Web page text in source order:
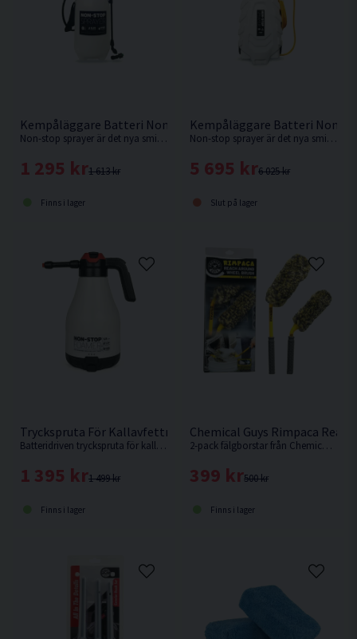
Kempåläggare Batteri Non-Stop Sprayer 8L
Non-stop sprayer är det nya smidiga och enkla sättet att lägga på kem. Ej för kallavfettning.
1 613 kr
1 295 kr
Finns i lager
Kempåläggare Batteri Non-
Non-stop sprayer är det nya smidiga och enkla sättet att lägga på kem. Ej för kallavfettning.
6 025 kr
5 695 kr
Slut på lager
Tryckspruta För Kallavfettning Batteri Non-Stop Foamer 1,8L
Batteridriven tryckspruta för kallavfettning och skumavfettning från Non-Stop.
1 499 kr
1 395 kr
Finns i lager
Chemical Guys Rimpaca
2-pack fälgborstar från Chemical Guys i olika storlek.
500 kr
399 kr
Finns i lager